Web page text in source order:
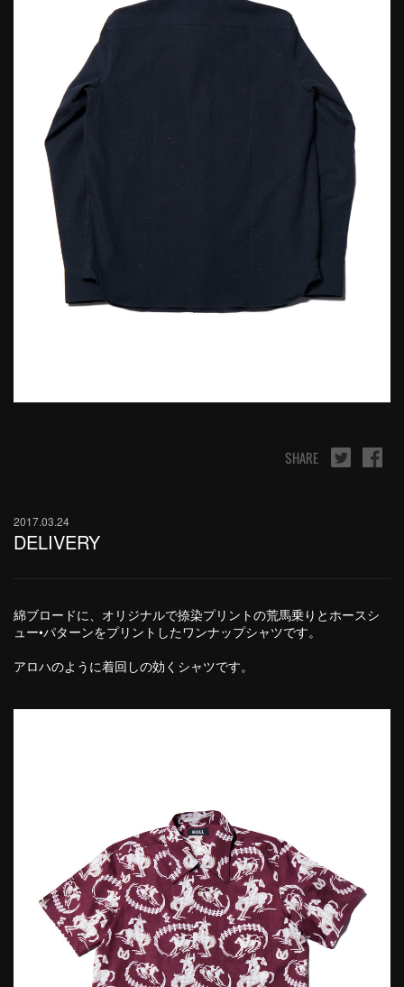
SHARE
2017.03.24
DELIVERY
綿ブロードに、オリジナルで捺染プリントの荒馬乗りとホースシ
ュー•パターンをプリントしたワンナップシャツです。
アロハのように着回しの効くシャツです。